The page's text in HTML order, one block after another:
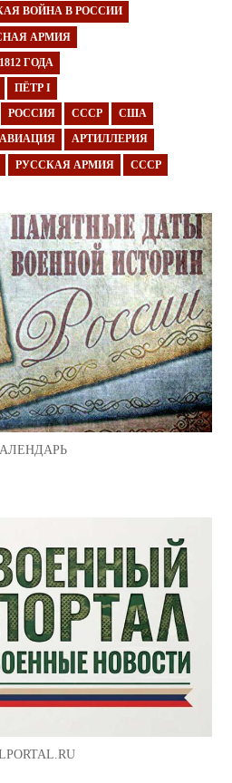
ВОЙНА В РОССИИ
АРМИЯ
ГОДА
ПЁТР I
РОССИЯ СССР США
АВИАЦИЯ АРТИЛЛЕРИЯ
РУССКАЯ АРМИЯ СССР